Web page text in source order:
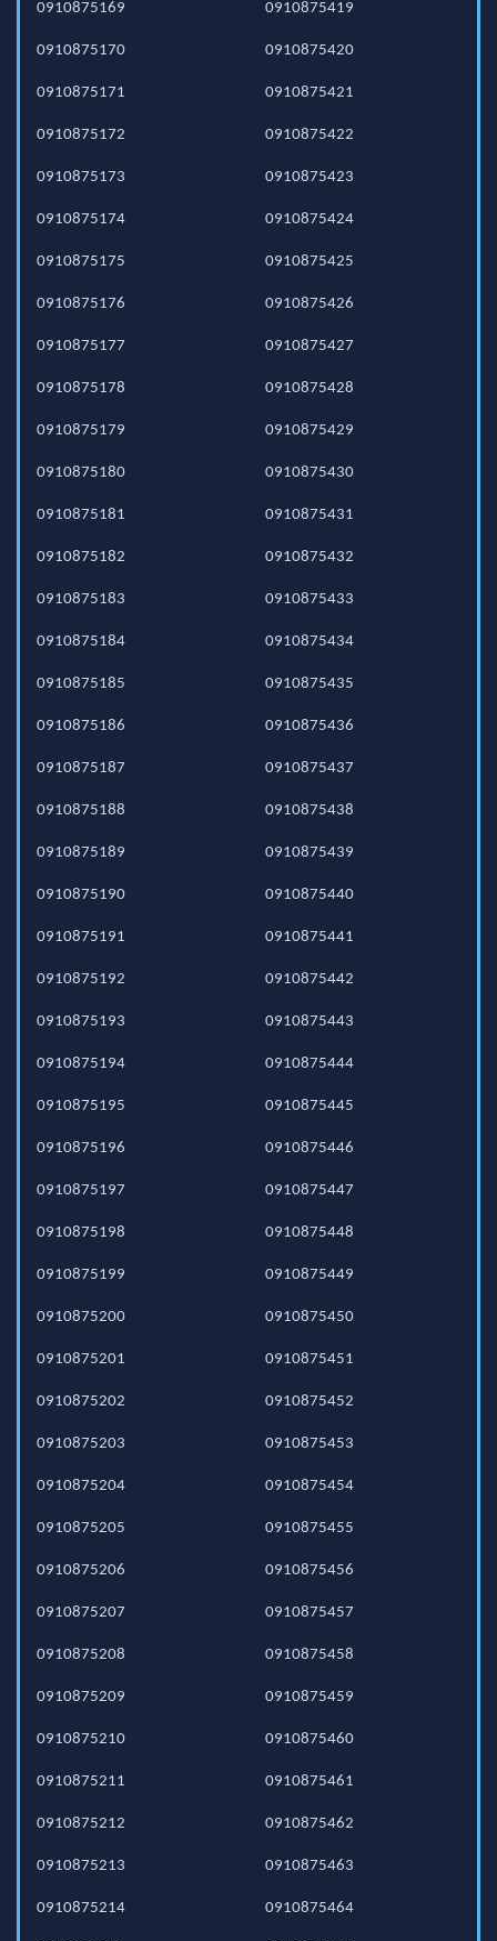
0910875169
0910875170
0910875171
0910875172
0910875173
0910875174
0910875175
0910875176
0910875177
0910875178
0910875179
0910875180
0910875181
0910875182
0910875183
0910875184
0910875185
0910875186
0910875187
0910875188
0910875189
0910875190
0910875191
0910875192
0910875193
0910875194
0910875195
0910875196
0910875197
0910875198
0910875199
0910875200
0910875201
0910875202
0910875203
0910875204
0910875205
0910875206
0910875207
0910875208
0910875209
0910875210
0910875211
0910875212
0910875213
0910875214
0910875419
0910875420
0910875421
0910875422
0910875423
0910875424
0910875425
0910875426
0910875427
0910875428
0910875429
0910875430
0910875431
0910875432
0910875433
0910875434
0910875435
0910875436
0910875437
0910875438
0910875439
0910875440
0910875441
0910875442
0910875443
0910875444
0910875445
0910875446
0910875447
0910875448
0910875449
0910875450
0910875451
0910875452
0910875453
0910875454
0910875455
0910875456
0910875457
0910875458
0910875459
0910875460
0910875461
0910875462
0910875463
0910875464